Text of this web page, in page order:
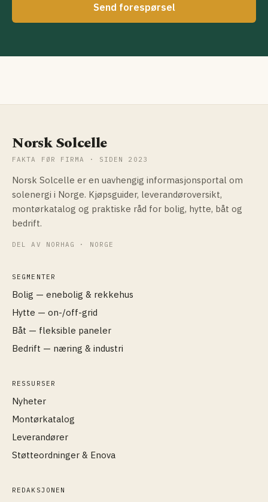
Send forespørsel
Norsk Solcelle
FAKTA FØR FIRMA · SIDEN 2023
Norsk Solcelle er en uavhengig informasjonsportal om
solenergi i Norge. Kjøpsguider, leverandøroversikt,
montørkatalog og praktiske råd for bolig, hytte, båt og
bedrift.
DEL AV NORHAG · NORGE
SEGMENTER
Bolig — enebolig & rekkehus
Hytte — on-/off-grid
Båt — fleksible paneler
Bedrift — næring & industri
RESSURSER
Nyheter
Montørkatalog
Leverandører
Støtteordninger & Enova
REDAKSJONEN